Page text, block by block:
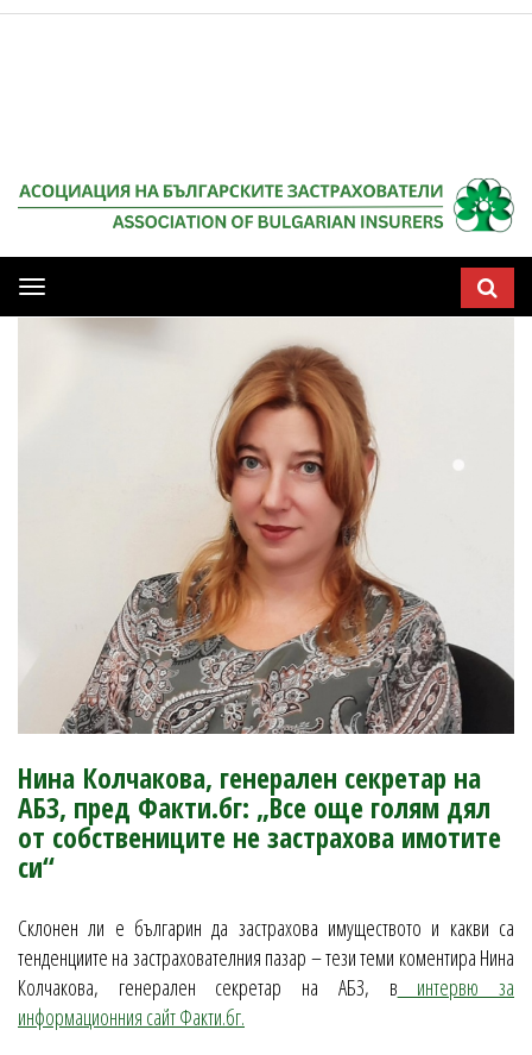
Мобилна
навигация
Нина Колчакова, генерален секретар на
АБЗ, пред Факти.бг: „Все още голям дял
от собствениците не застрахова имотите
си“
Склонен ли е българин да застрахова имуществото и какви са
тенденциите на застрахователния пазар – тези теми коментира Нина
Колчакова, генерален секретар на АБЗ, в интервю за
информационния сайт Факти.бг.